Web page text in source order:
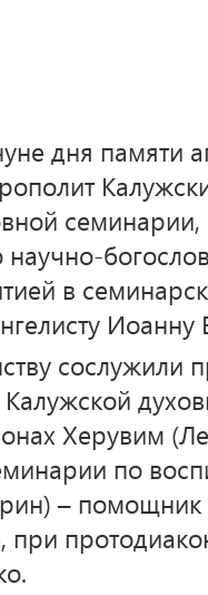
дня памяти
в
Иоанну
сослужили
Херувим
по
– помощник
при